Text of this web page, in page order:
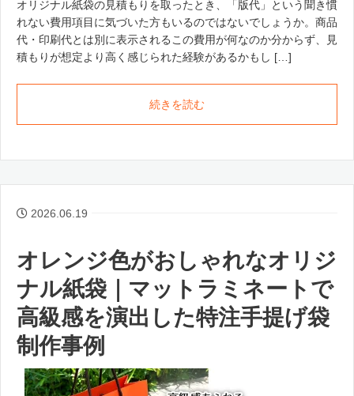
オリジナル紙袋の見積もりを取ったとき、「版代」という聞き慣
れない費用項目に気づいた方もいるのではないでしょうか。商品
代・印刷代とは別に表示されるこの費用が何なのか分からず、見
積もりが想定より高く感じられた経験があるかもし […]
続きを読む
2026.06.19
オレンジ色がおしゃれなオリジ
ナル紙袋｜マットラミネートで
高級感を演出した特注手提げ袋
制作事例